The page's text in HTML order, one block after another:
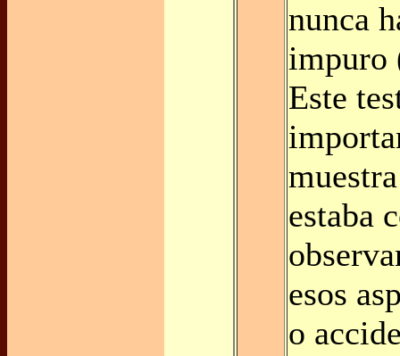
nunca
impuro
Este
estaba
esos
o